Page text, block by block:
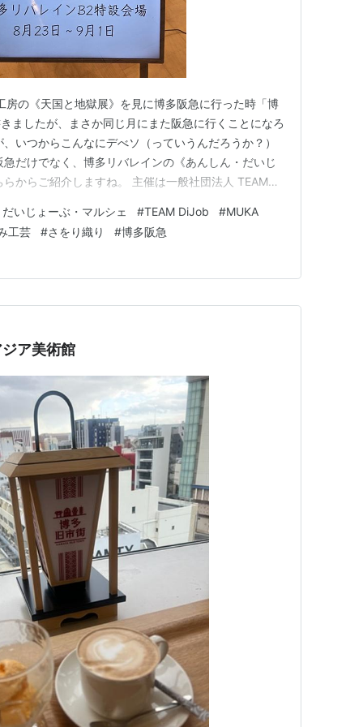
の《天国と地獄展》を見に博多阪急に行った時「博
ましたが、まさか同じ月にまた阪急に行くことになろ
いつからこんなにデべソ（っていうんだろうか？）
だけでなく、博多リバレインの《あんしん・だいじ
からご紹介しますね。 主催は一般社団法人 TEAM
。 スタッフの方から、写真もブログアップもOK頂き
そうそ…
いじょーぶ・マルシェ #TEAM DiJob #MUKA
工芸
#さをり織り #博多阪急
ア美術館